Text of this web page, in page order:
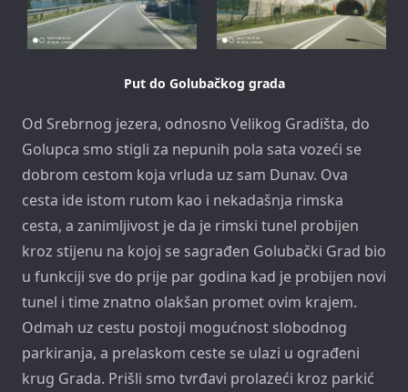
Put do Golubačkog grada
Od Srebrnog jezera, odnosno Velikog Gradišta, do
Golupca smo stigli za nepunih pola sata vozeći se
dobrom cestom koja vrluda uz sam Dunav. Ova
cesta ide istom rutom kao i nekadašnja rimska
cesta, a zanimljivost je da je rimski tunel probijen
kroz stijenu na kojoj se sagrađen Golubački Grad bio
u funkciji sve do prije par godina kad je probijen novi
tunel i time znatno olakšan promet ovim krajem.
Odmah uz cestu postoji mogućnost slobodnog
parkiranja, a prelaskom ceste se ulazi u ograđeni
krug Grada. Prišli smo tvrđavi prolazeći kroz parkić